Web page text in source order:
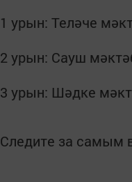
1 урын: Теләче
2 урын: Сауш
3 урын: Шәдке
Следите за самым